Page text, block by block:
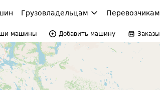
Грузовладельцам Перевозчикам
машины Добавить машину Заказы